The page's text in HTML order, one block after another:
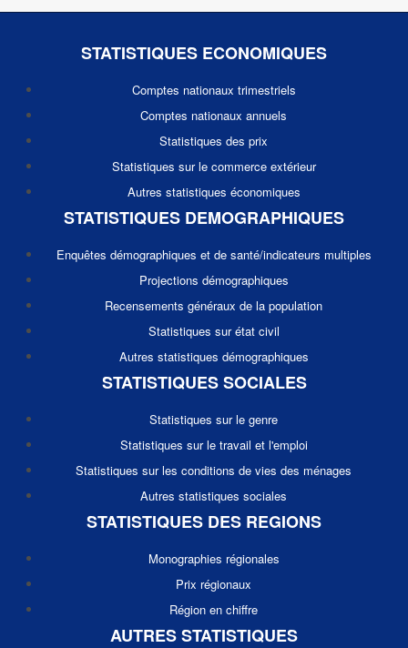
STATISTIQUES ECONOMIQUES
Comptes nationaux trimestriels
Comptes nationaux annuels
Statistiques des prix
Statistiques sur le commerce extérieur
Autres statistiques économiques
STATISTIQUES DEMOGRAPHIQUES
Enquêtes démographiques et de santé/indicateurs multiples
Projections démographiques
Recensements généraux de la population
Statistiques sur état civil
Autres statistiques démographiques
STATISTIQUES SOCIALES
Statistiques sur le genre
Statistiques sur le travail et l'emploi
Statistiques sur les conditions de vies des ménages
Autres statistiques sociales
STATISTIQUES DES REGIONS
Monographies régionales
Prix régionaux
Région en chiffre
AUTRES STATISTIQUES